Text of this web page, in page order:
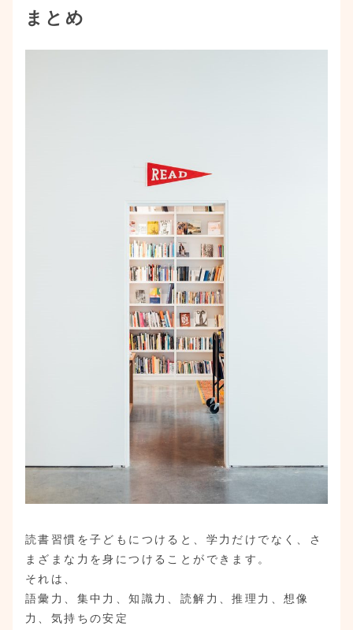
まとめ
読書習慣を子どもにつけると、学力だけでなく、さ
まざまな力を身につけることができます。
それは、
語彙力、集中力、知識力、読解力、推理力、想像
力、気持ちの安定